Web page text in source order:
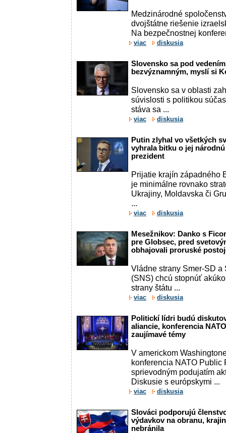
Medzinárodné
dvojštátne riešenie
Na bezpečnostnej
viac diskusia
Slovensko sa pod
bezvýznamným, myslí si
Slovensko sa v oblasti
súvislosti s politikou
stáva sa ...
viac diskusia
Putin zlyhal vo všetkých
vyhrala bitku o jej
prezident
Prijatie krajín západného
je minimálne rovnako
Ukrajiny, Moldavska či
...
viac diskusia
Mesežnikov: Danko s
pre Globsec, pred
obhajovali proruské
Vládne strany Smer-SD
(SNS) chcú stopnúť
strany štátu ...
viac diskusia
Politickí lídri budú
aliancie, konferencia
zaujímavé témy
V americkom
konferencia NATO Public
sprievodným podujatím
Diskusie s európskymi ...
viac diskusia
Slováci podporujú
výdavkov na obranu,
nebránila